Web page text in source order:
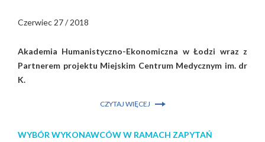
Czerwiec 27 / 2018
Akademia Humanistyczno-Ekonomiczna w Łodzi wraz z
Partnerem projektu Miejskim Centrum Medycznym im. dr
K.
CZYTAJ WIĘCEJ
WYBÓR WYKONAWCÓW W RAMACH ZAPYTAŃ